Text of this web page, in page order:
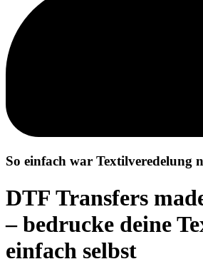
So einfach war Textilveredelung
DTF Transfers
– bedrucke deine
einfach selbst